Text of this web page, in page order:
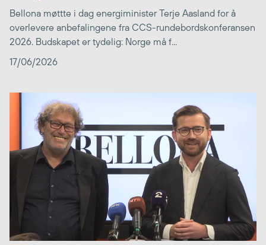
Bellona møttte i dag energiminister Terje Aasland for å
overlevere anbefalingene fra CCS-rundebordskonferansen
2026. Budskapet er tydelig: Norge må f...
17/06/2026